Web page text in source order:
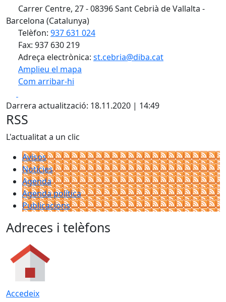
Carrer Centre, 27 - 08396 Sant Cebrià de Vallalta -
Barcelona (Catalunya)
Telèfon: 937 631 024
Fax: 937 630 219
Adreça electrònica: st.cebria@diba.cat
Amplieu el mapa
Com arribar-hi
+
−
Darrera actualització: 18.11.2020 | 14:49
RSS
L'actualitat a un clic
Avisos
Notícies
Agenda
Agenda política
Publicacions
Adreces i telèfons
Accedeix